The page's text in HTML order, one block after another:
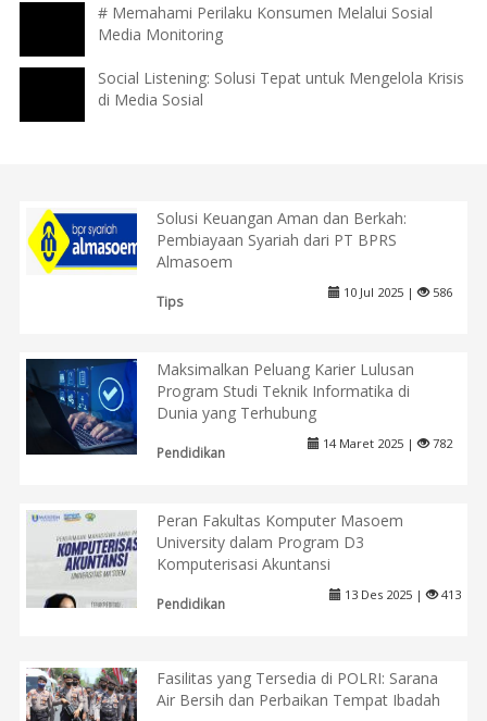
# Memahami Perilaku Konsumen Melalui Sosial
Media Monitoring
Social Listening: Solusi Tepat untuk Mengelola Krisis
di Media Sosial
Solusi Keuangan Aman dan Berkah:
Pembiayaan Syariah dari PT BPRS
Almasoem
Tips
10 Jul 2025 | 586
Maksimalkan Peluang Karier Lulusan
Program Studi Teknik Informatika di
Dunia yang Terhubung
Pendidikan
14 Maret 2025 | 782
Peran Fakultas Komputer Masoem
University dalam Program D3
Komputerisasi Akuntansi
Pendidikan
13 Des 2025 | 413
Fasilitas yang Tersedia di POLRI: Sarana
Air Bersih dan Perbaikan Tempat Ibadah